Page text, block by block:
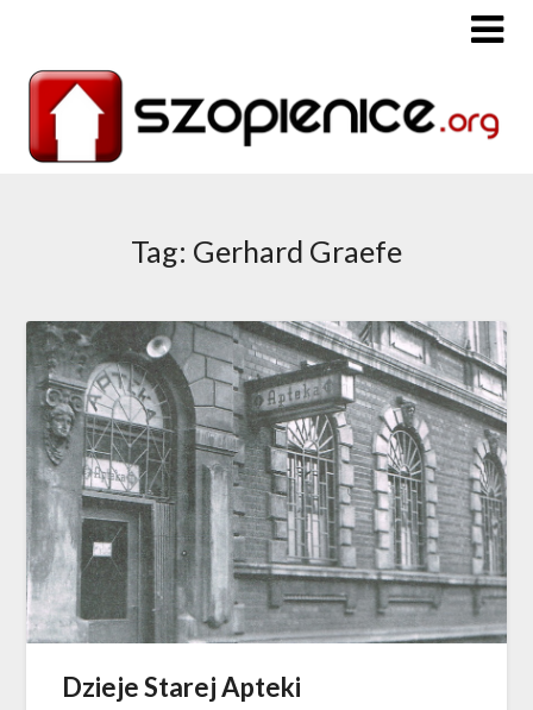
Tag: Gerhard Graefe
Dzieje Starej Apteki